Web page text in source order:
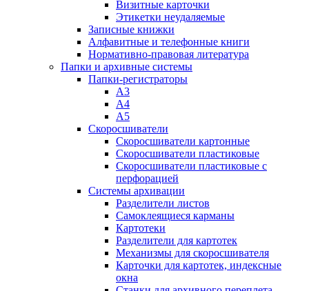
Визитные карточки
Этикетки неудаляемые
Записные книжки
Алфавитные и телефонные книги
Нормативно-правовая литература
Папки и архивные системы
Папки-регистраторы
А3
А4
А5
Скоросшиватели
Скоросшиватели картонные
Скоросшиватели пластиковые
Скоросшиватели пластиковые с
перфорацией
Системы архивации
Разделители листов
Самоклеящиеся карманы
Картотеки
Разделители для картотек
Механизмы для скоросшивателя
Карточки для картотек, индексные
окна